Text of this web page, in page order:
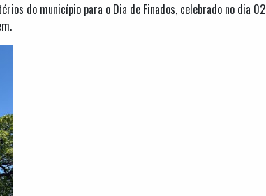
do município para o Dia de Finados, celebrado no dia 02